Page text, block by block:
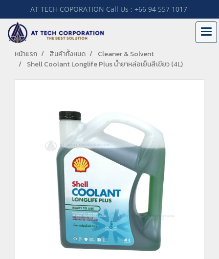
AT TECH COPORATION Call Us : +66 94 557 1017
หน้าแรก สินค้าทั้งหมด
Cleaner & Solvent
Shell Coolant Longlife Plus น้ำยาหล่อเย็นสีเขียว (4L)